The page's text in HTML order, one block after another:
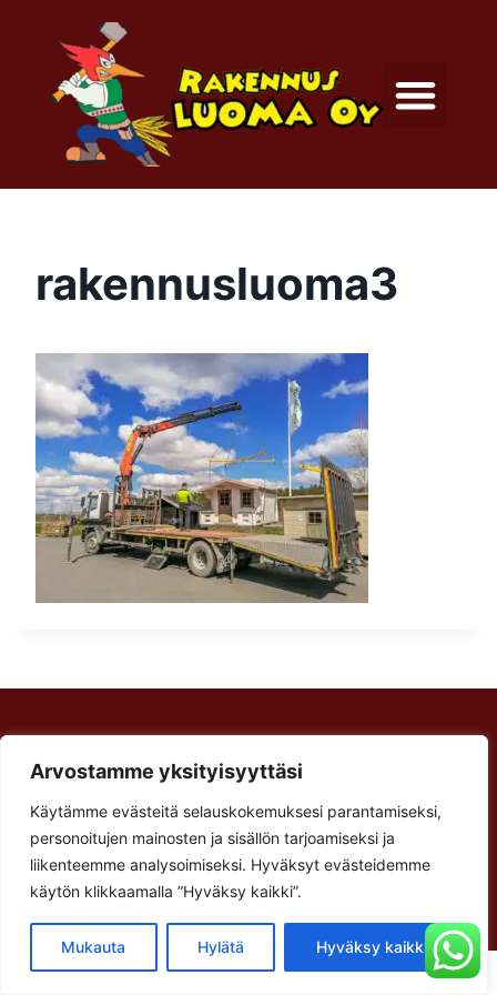
Arvostamme yksityisyyttäsi
Käytämme evästeitä selauskokemuksesi parantamiseksi,
personoitujen mainosten ja sisällön tarjoamiseksi ja
liikenteemme analysoimiseksi. Hyväksyt evästeidemme
käytön klikkaamalla ”Hyväksy kaikki”.
Mukauta Hylätä Hyväksy kaikki
rakennusluoma3
Korventie 64
Paalijärvi
Käyntiosoite:
Verstastie 3
62900 Alajärvi